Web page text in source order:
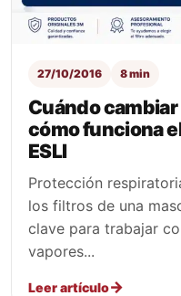
27/10/2016 8 min
Cuándo
cómo funciona
ESLI
Protección
los filtros de una
clave para trabajar
vapores...
Leer artículo